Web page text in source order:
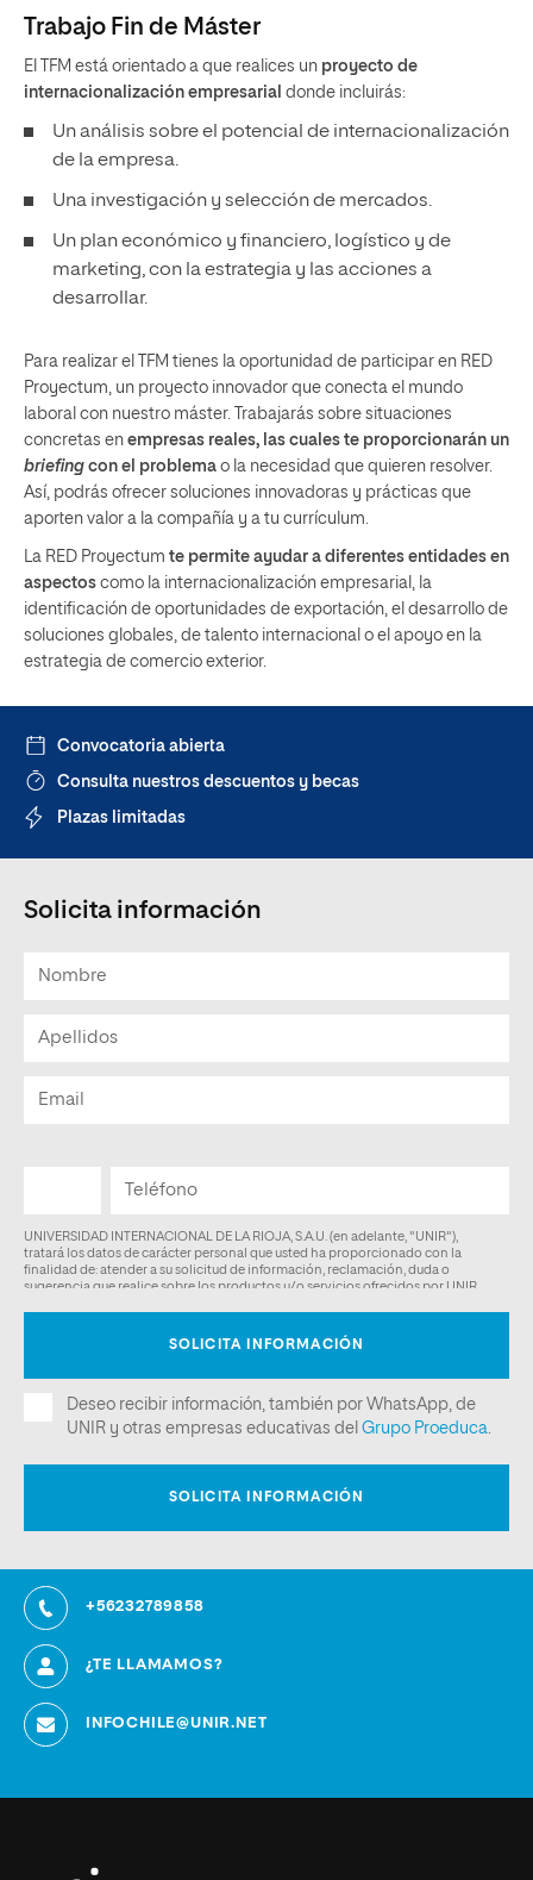
Trabajo Fin de Máster
El TFM está orientado a que realices un proyecto de
internacionalización empresarial donde incluirás:
Un análisis sobre el potencial de internacionalización
de la empresa.
Una investigación y selección de mercados.
Un plan económico y financiero, logístico y de
marketing, con la estrategia y las acciones a
desarrollar.
Para realizar el TFM tienes la oportunidad de participar en RED
Proyectum, un proyecto innovador que conecta el mundo
laboral con nuestro máster. Trabajarás sobre situaciones
concretas en empresas reales, las cuales te proporcionarán un
briefing con el problema o la necesidad que quieren resolver.
Así, podrás ofrecer soluciones innovadoras y prácticas que
aporten valor a la compañía y a tu currículum.
La RED Proyectum te permite ayudar a diferentes entidades en
aspectos como la internacionalización empresarial, la
identificación de oportunidades de exportación, el desarrollo de
soluciones globales, de talento internacional o el apoyo en la
estrategia de comercio exterior.
Convocatoria abierta
Consulta nuestros descuentos y becas
Plazas limitadas
Solicita información
+56232789858
¿TE LLAMAMOS?
INFOCHILE@UNIR.NET